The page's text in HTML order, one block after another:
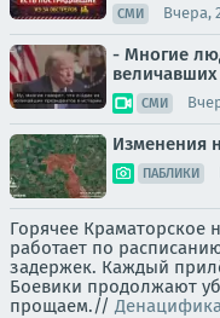
СМИ Вчера,
- Многие
СМИ
Изменения
ПАБЛИКИ
Горячее
работает по
задержек. Каждый
Боевики продолжают
прощаем.//